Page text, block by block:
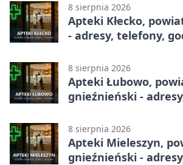
8 sierpnia 2026
Apteki Kłecko,
- adresy, telefony,
8 sierpnia 2026
Apteki Łubowo,
gnieźnieński -
8 sierpnia 2026
Apteki Mieleszyn,
gnieźnieński -